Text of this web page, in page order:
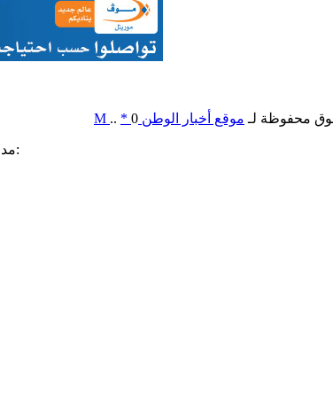
M .. * محفوظة لـ موقع أخبار الوطن 0
مدونون معجبون بهذه: